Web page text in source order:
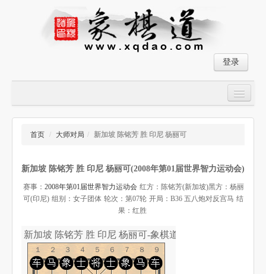
登录
大师对局
象棋棋谱
残局破解
首页 / 大师对局 / 新加坡 陈铭芳 胜 印尼 杨丽可
新加坡 陈铭芳 胜 印尼 杨丽可(2008年第01届世界智力运动会)
赛事： 2008年第01届世界智力运动会 红方：陈铭芳(新加坡)黑方：杨丽
可(印尼) 组别：女子团体 轮次：第07轮 开局：B36 五八炮对反宫马 结
果：红胜
新加坡 陈铭芳 胜 印尼 杨丽可-象棋道
１２３４５６７８９